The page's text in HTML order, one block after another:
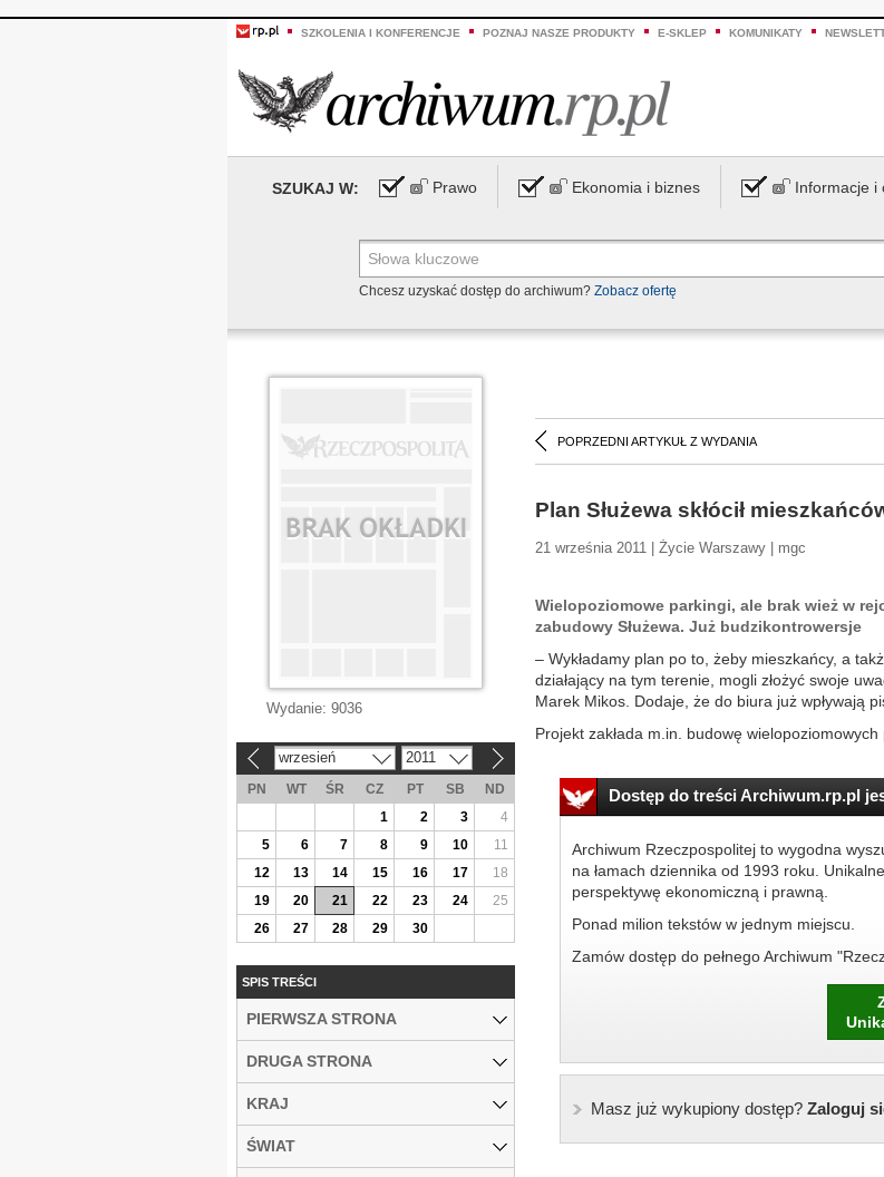
SZKOLENIA I KONFERENCJE POZNAJ NASZE PRODUKTY E-SKLEP KOMUNIKATY
SZUKAJ W: Prawo Ekonomia i biznes Informacje i
Chcesz uzyskać dostęp do archiwum? Zobacz ofertę
POPRZEDNI ARTYKUŁ Z WYDANIA
Plan Służewa skłócił
21 września 2011 | Życie Warszawy | mgc
Wielopoziomowe parkingi, ale brak wież w
zabudowy Służewa. Już budzikontrowersje
– Wykładamy plan po to, żeby mieszkańcy, a
działający na tym terenie, mogli złożyć swoje
Marek Mikos. Dodaje, że do biura już wpływają
Projekt zakłada m.in. budowę wielopoziomowych
Dostęp do treści Archiwum.rp.pl
Archiwum Rzeczpospolitej to wygodna
na łamach dziennika od 1993 roku.
perspektywę ekonomiczną i prawną.
Ponad milion tekstów w jednym miejscu.
Zamów dostęp do pełnego Archiwum
Masz już wykupiony dostęp?Zaloguj
Wydanie: 9036
wrzesień 2011
PN WT ŚR CZ PT SB
ND
1
2 3
4
5
6 7 8 9 10
11
12
13 14 15 16 17
18
19
20 21 22 23 24
25
26
27 28 29 30
SPIS TREŚCI
PIERWSZA STRONA
DRUGA STRONA
KRAJ
ŚWIAT